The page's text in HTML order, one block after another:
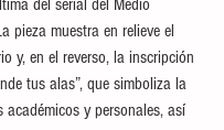
del serial del Medio
pieza muestra en relieve el
y, en el reverso, la inscripción
tus alas”, que simboliza la
y personales, así